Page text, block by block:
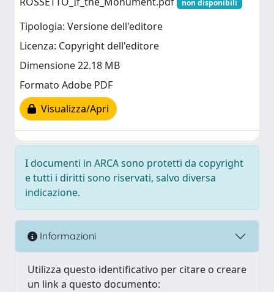
non disponibili
Tipologia: Versione dell'editore
Licenza: Copyright dell'editore
Dimensione 22.18 MB
Formato Adobe PDF
Visualizza/Apri
I documenti in ARCA sono protetti da copyright
e tutti i diritti sono riservati, salvo diversa
indicazione.
Informazioni
Utilizza questo identificativo per citare o creare
un link a questo documento: